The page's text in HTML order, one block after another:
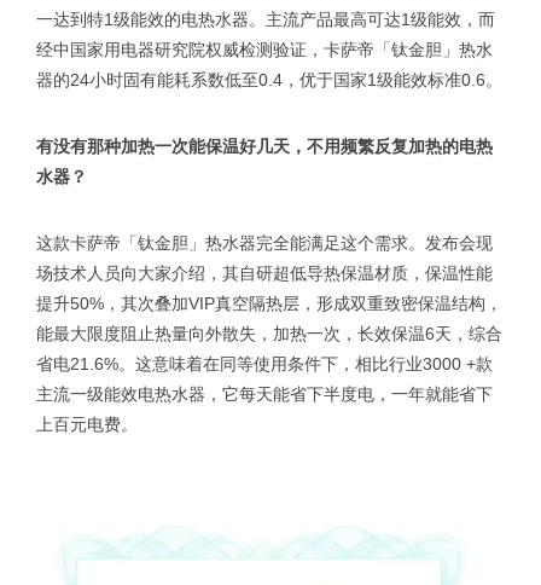
一达到特1级能效的电热水器。主流产品最高可达1级能效，而
经中国家用电器研究院权威检测验证，卡萨帝「钛金胆」热水
器的24小时固有能耗系数低至0.4，优于国家1级能效标准0.6。
有没有那种加热一次能保温好几天，不用频繁反复加热的电热
水器？
这款卡萨帝「钛金胆」热水器完全能满足这个需求。发布会现
场技术人员向大家介绍，其自研超低导热保温材质，保温性能
提升50%，其次叠加VIP真空隔热层，形成双重致密保温结构，
能最大限度阻止热量向外散失，加热一次，长效保温6天，综合
省电21.6%。这意味着在同等使用条件下，相比行业3000 +款
主流一级能效电热水器，它每天能省下半度电，一年就能省下
上百元电费。